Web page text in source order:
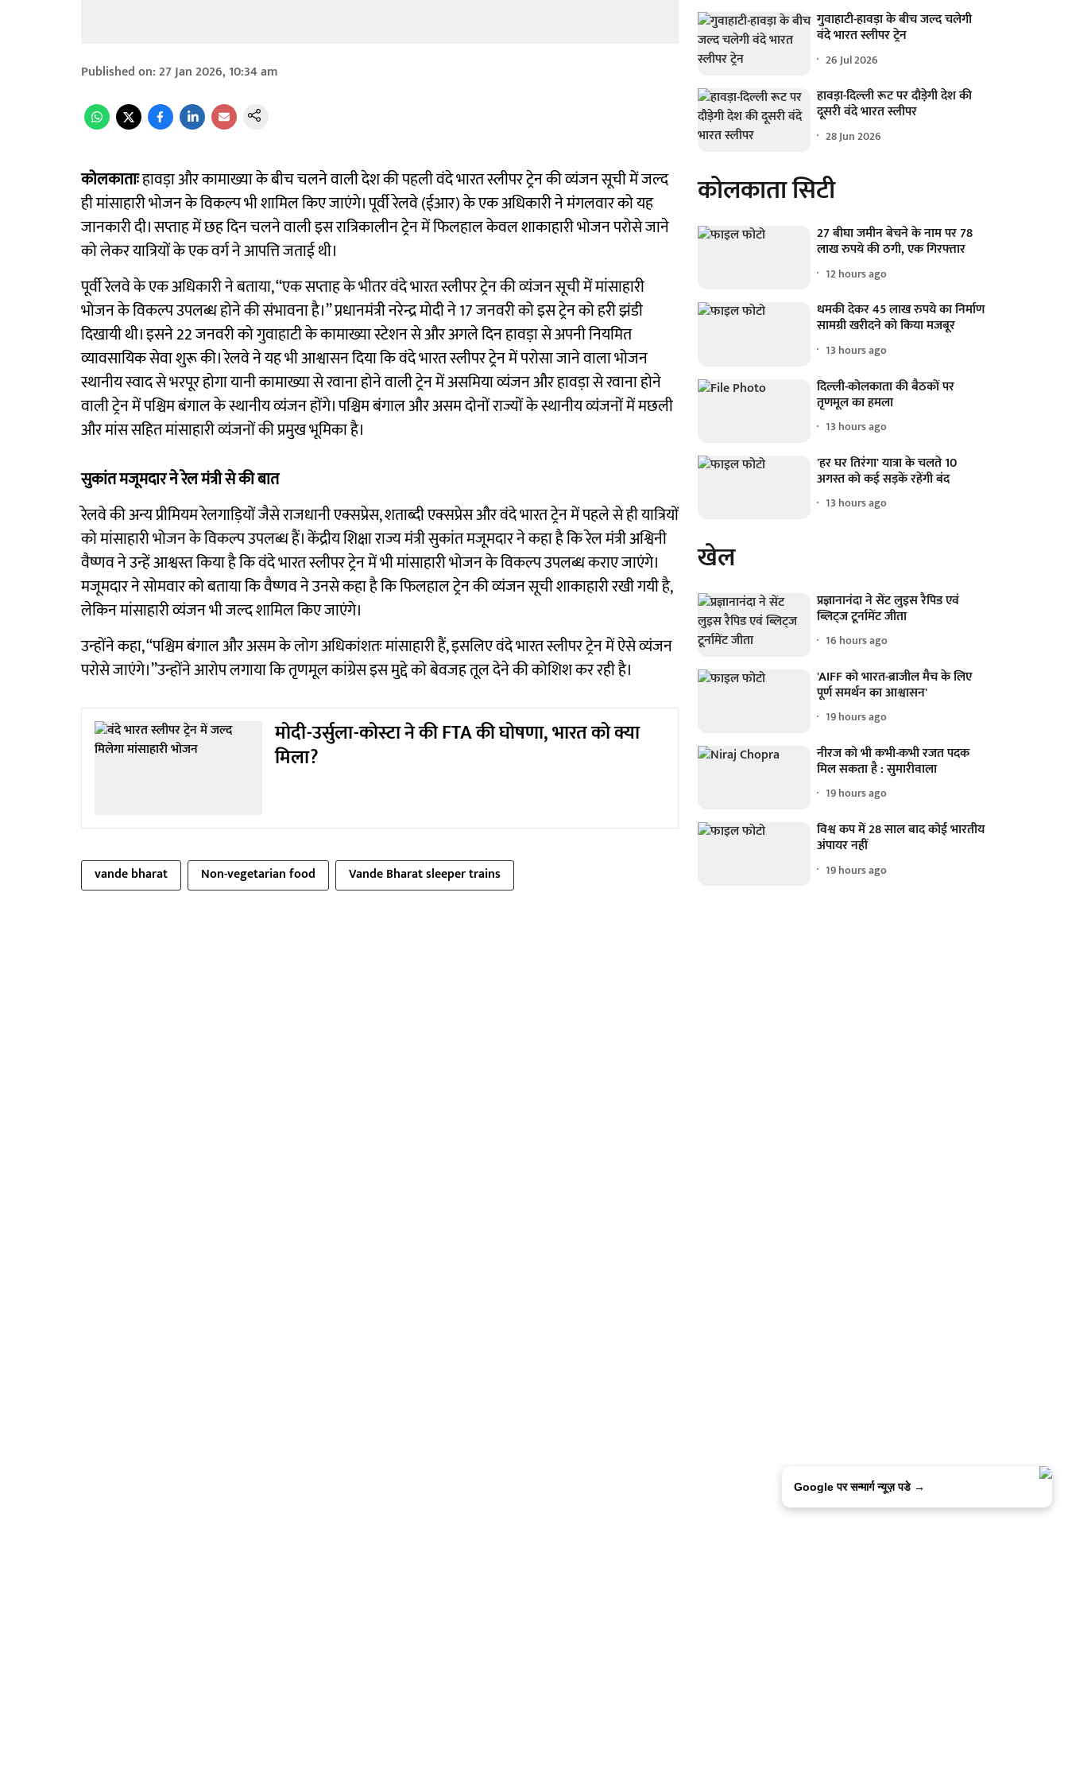
Published on:27 Jan 2026, 10:34 am
कोलकाताःहावड़ा और कामाख्या के बीच चलने वाली देश की पहली वंदे भारत स्लीपर ट्रेन की व्यंजन सूची में जल्द
ही मांसाहारी भोजन के विकल्प भी शामिल किए जाएंगे। पूर्वी रेलवे (ईआर) के एक अधिकारी ने मंगलवार को यह
जानकारी दी। सप्ताह में छह दिन चलने वाली इस रात्रिकालीन ट्रेन में फिलहाल केवल शाकाहारी भोजन परोसे जाने
को लेकर यात्रियों के एक वर्ग ने आपत्ति जताई थी।
पूर्वी रेलवे के एक अधिकारी ने बताया, ‘‘एक सप्ताह के भीतर वंदे भारत स्लीपर ट्रेन की व्यंजन सूची में मांसाहारी
भोजन के विकल्प उपलब्ध होने की संभावना है।’’ प्रधानमंत्री नरेन्द्र मोदी ने 17 जनवरी को इस ट्रेन को हरी झंडी
दिखायी थी। इसने 22 जनवरी को गुवाहाटी के कामाख्या स्टेशन से और अगले दिन हावड़ा से अपनी नियमित
व्यावसायिक सेवा शुरू की। रेलवे ने यह भी आश्वासन दिया कि वंदे भारत स्लीपर ट्रेन में परोसा जाने वाला भोजन
स्थानीय स्वाद से भरपूर होगा यानी कामाख्या से रवाना होने वाली ट्रेन में असमिया व्यंजन और हावड़ा से रवाना होने
वाली ट्रेन में पश्चिम बंगाल के स्थानीय व्यंजन होंगे। पश्चिम बंगाल और असम दोनों राज्यों के स्थानीय व्यंजनों में मछली
और मांस सहित मांसाहारी व्यंजनों की प्रमुख भूमिका है।
सुकांत मजूमदार ने रेल मंत्री से की बात
रेलवे की अन्य प्रीमियम रेलगाड़ियों जैसे राजधानी एक्सप्रेस, शताब्दी एक्सप्रेस और वंदे भारत ट्रेन में पहले से ही यात्रियों
को मांसाहारी भोजन के विकल्प उपलब्ध हैं। केंद्रीय शिक्षा राज्य मंत्री सुकांत मजूमदार ने कहा है कि रेल मंत्री अश्विनी
वैष्णव ने उन्हें आश्वस्त किया है कि वंदे भारत स्लीपर ट्रेन में भी मांसाहारी भोजन के विकल्प उपलब्ध कराए जाएंगे।
मजूमदार ने सोमवार को बताया कि वैष्णव ने उनसे कहा है कि फिलहाल ट्रेन की व्यंजन सूची शाकाहारी रखी गयी है,
लेकिन मांसाहारी व्यंजन भी जल्द शामिल किए जाएंगे।
उन्होंने कहा, ‘‘पश्चिम बंगाल और असम के लोग अधिकांशतः मांसाहारी हैं, इसलिए वंदे भारत स्लीपर ट्रेन में ऐसे व्यंजन
परोसे जाएंगे।’’उन्होंने आरोप लगाया कि तृणमूल कांग्रेस इस मुद्दे को बेवजह तूल देने की कोशिश कर रही है।
मोदी-उर्सुला-कोस्टा ने की FTA की घोषणा, भारत को क्या
मिला?
vande bharat Non-vegetarian food Vande Bharat sleeper trains
गुवाहाटी-हावड़ा के बीच जल्द चलेगी
वंदे भारत स्लीपर ट्रेन
26 Jul 2026
हावड़ा-दिल्ली रूट पर दौड़ेगी देश की
दूसरी वंदे भारत स्लीपर
28 Jun 2026
कोलकाता सिटी
27 बीघा जमीन बेचने के नाम पर 78
लाख रुपये की ठगी, एक गिरफ्तार
12 hours ago
धमकी देकर 45 लाख रुपये का निर्माण
सामग्री खरीदने को किया मजबूर
13 hours ago
दिल्ली-कोलकाता की बैठकों पर
तृणमूल का हमला
13 hours ago
'हर घर तिरंगा' यात्रा के चलते 10
अगस्त को कई सड़कें रहेंगी बंद
13 hours ago
खेल
प्रज्ञानानंदा ने सेंट लुइस रैपिड एवं
ब्लिट्ज टूर्नामेंट जीता
16 hours ago
'AIFF को भारत-ब्राजील मैच के लिए
पूर्ण समर्थन का आश्वासन'
19 hours ago
नीरज को भी कभी-कभी रजत पदक
मिल सकता है : सुमारीवाला
19 hours ago
विश्व कप में 28 साल बाद कोई भारतीय
अंपायर नहीं
19 hours ago
Google पर सन्मार्ग न्यूज़ पडे →